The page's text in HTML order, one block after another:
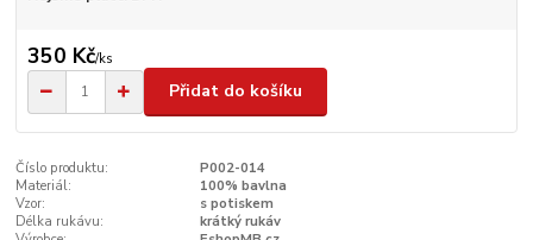
350 Kč/ks
Přidat do košíku
Číslo produktu:
P002-014
Materiál:
100% bavlna
Vzor:
s potiskem
Délka rukávu:
krátký rukáv